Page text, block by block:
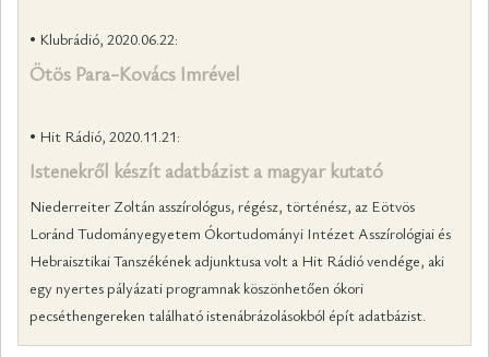
• Klubrádió, 2020.06.22:
Ötös Para-Kovács Imrével
• Hit Rádió, 2020.11.21:
Istenekről készít adatbázist a magyar kutató
Niederreiter Zoltán asszírológus, régész, történész, az Eötvös
Loránd Tudományegyetem Ókortudományi Intézet Asszírológiai és
Hebraisztikai Tanszékének adjunktusa volt a Hit Rádió vendége, aki
egy nyertes pályázati programnak köszönhetően ókori
pecséthengereken található istenábrázolásokból épít adatbázist.